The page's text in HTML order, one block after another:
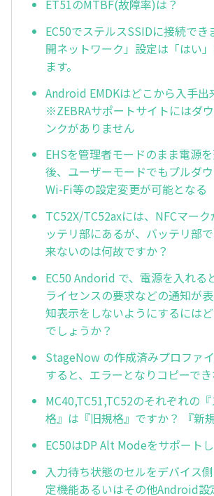
ET51のMTBF(故障率)は？
EC50でステルスSSIDに接続でき
開ネットワーク」設定は「はい
ます。
Android EMDKはどこから入手出
※ZEBRAサポートサイトにはダ
ンクがありません
EHSを管理者モードのまま電源
後、ユーザーモードでもプルダ
Wi-Fi等の設定変更が可能となる
TC52X/TC52axには、NFCマー
ッテリ部にあるが、バッテリ部
来ないのは何故ですか？
EC50 Andorid で、電源を入れる
ライセンスの要求などの通知が
知表示をしないようにするには
でしょうか？
StageNow の作成済みプロファ
すると、エラーとなりコピーでき
MC40,TC51,TC52のそれぞれの
格』は『旧規格』ですか？ 『新
EC50はDP Alt Modeをサポート
入力待ち状態のセルをデバイス
定機能あるいはその他Android設